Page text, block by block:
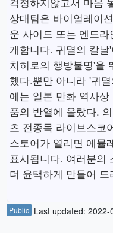
상대팀은 바이얼레이
운 사이드 또는 엔드
개합니다. 귀멸의 칼
치히로의 행방불명'을
했다.뿐만 아니라 '귀
에는 일본 만화 역사
품의 반열에 올랐다.
츠 전종목 라이브스코
스토어가 열리면 에뮬
표시됩니다. 여러분의
더 윤택하게 만들어 드
Public Last updated: